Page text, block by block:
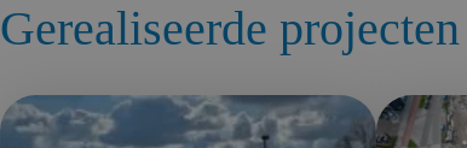
Gerealiseerde projecten